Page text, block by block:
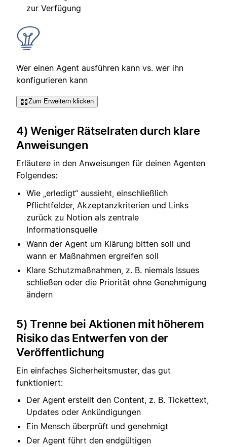
zur Verfügung
Wer einen Agent ausführen kann vs. wer ihn
konfigurieren kann
Zum Erweitern klicken
4) Weniger Rätselraten durch klare
Anweisungen
Erläutere in den Anweisungen für deinen Agenten
Folgendes:
Wie „erledigt“ aussieht, einschließlich
Pflichtfelder, Akzeptanzkriterien und Links
zurück zu Notion als zentrale
Informationsquelle
Wann der Agent um Klärung bitten soll und
wann er Maßnahmen ergreifen soll
Klare Schutzmaßnahmen, z. B. niemals Issues
schließen oder die Priorität ohne Genehmigung
ändern
5) Trenne bei Aktionen mit höherem
Risiko das Entwerfen von der
Veröffentlichung
Ein einfaches Sicherheitsmuster, das gut
funktioniert:
Der Agent erstellt den Content, z. B. Tickettext,
Updates oder Ankündigungen
Ein Mensch überprüft und genehmigt
Der Agent führt den endgültigen